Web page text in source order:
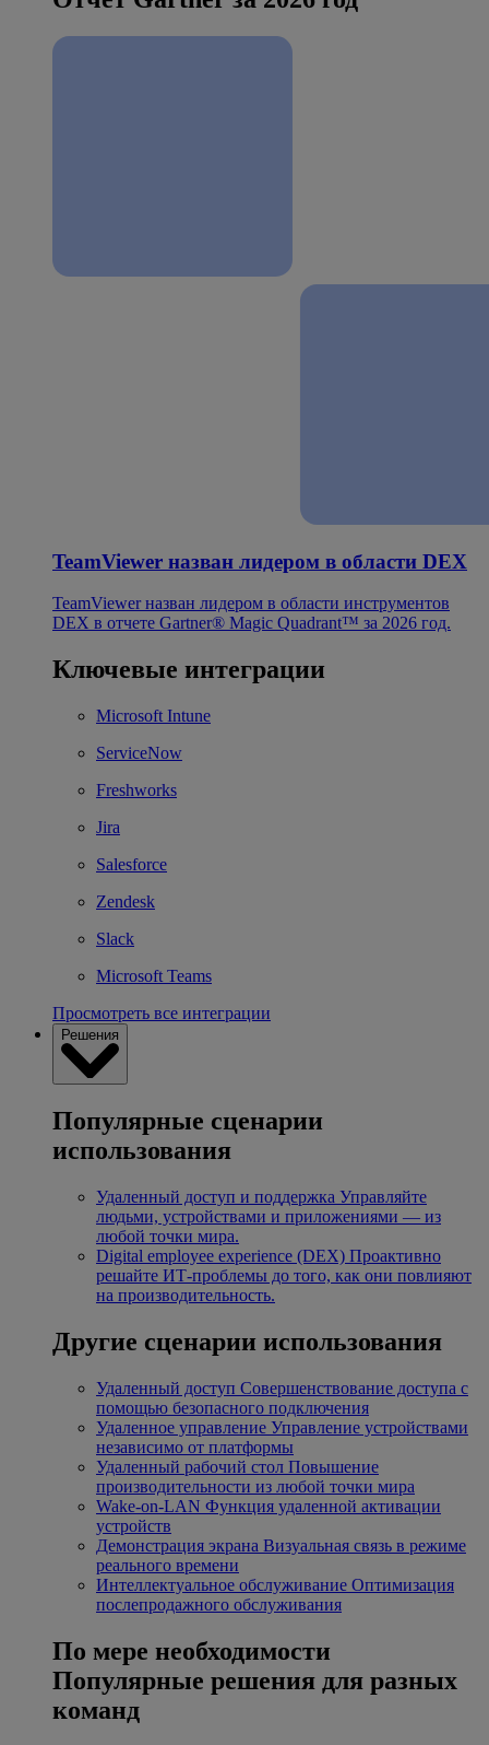
TeamViewer назван лидером в области DEX
TeamViewer назван лидером в области инструментов
DEX в отчете Gartner® Magic Quadrant™ за 2026 год.
Ключевые интеграции
Microsoft Intune
ServiceNow
Freshworks
Jira
Salesforce
Zendesk
Slack
Microsoft Teams
Просмотреть все интеграции
Решения
Популярные сценарии
использования
Удаленный доступ и поддержка Управляйте
людьми, устройствами и приложениями — из
любой точки мира.
Digital employee experience (DEX) Проактивно
решайте ИТ-проблемы до того, как они повлияют
на производительность.
Другие сценарии использования
Удаленный доступ Совершенствование доступа с
помощью безопасного подключения
Удаленное управление Управление устройствами
независимо от платформы
Удаленный рабочий стол Повышение
производительности из любой точки мира
Wake-on-LAN Функция удаленной активации
устройств
Демонстрация экрана Визуальная связь в режиме
реального времени
Интеллектуальное обслуживание Оптимизация
послепродажного обслуживания
По мере необходимости
Популярные решения для разных
команд